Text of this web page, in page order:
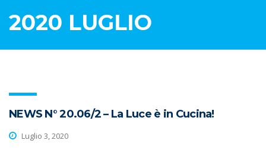
2020 LUGLIO
NEWS N° 20.06/2 – La Luce è in Cucina!
Luglio 3, 2020